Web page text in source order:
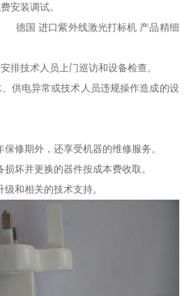
安装调试。
德国 进口紫外线激光打标机 产品精细
排技术人员上门巡访和设备检查。
供电异常或技术人员违规操作造成的设
修期外，还享受机器的维修服务。
坏并更换的器件按成本费收取。
和相关的技术支持。